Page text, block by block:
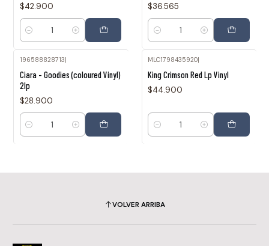
$42.900
Cantidad
$36.565
Cantidad
196588828713
Ciara - Goodies (coloured Vinyl)
2lp
$28.900
Cantidad
MLC1798435920
King Crimson Red Lp Vinyl
$44.900
Cantidad
VOLVER ARRIBA